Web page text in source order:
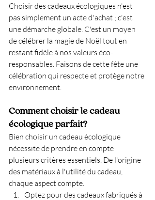
Choisir des cadeaux écologiques n'est
pas simplement un acte d'achat ; c'est
une démarche globale. C'est un moyen
de célébrer la magie de Noël tout en
restant fidèle à nos valeurs éco-
responsables. Faisons de cette fête une
célébration qui respecte et protège notre
environnement.
Comment choisir le cadeau
écologique parfait?
Bien choisir un cadeau écologique
nécessite de prendre en compte
plusieurs critères essentiels. De l'origine
des matériaux à l'utilité du cadeau,
chaque aspect compte.
Optez pour des cadeaux fabriqués à